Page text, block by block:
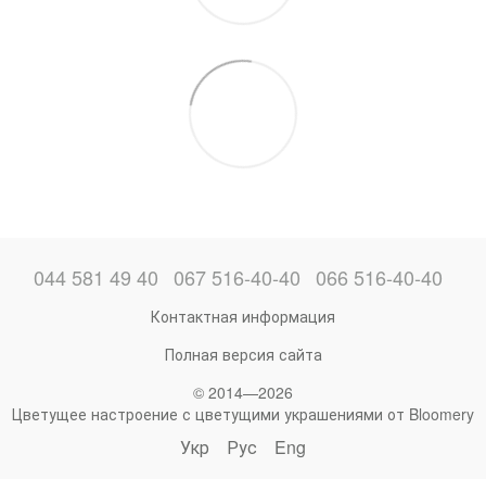
044 581 49 40 067 516-40-40 066 516-40-40
Контактная информация
Полная версия сайта
© 2014—2026
Цветущее настроение с цветущими украшениями от Bloomery
Укр Рус Eng